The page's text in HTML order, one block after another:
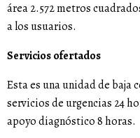
área 2.572 metros
a los usuarios.
Servicios ofertados
Esta es una unidad de baja
servicios de urgencias 24
apoyo diagnóstico 8 horas.